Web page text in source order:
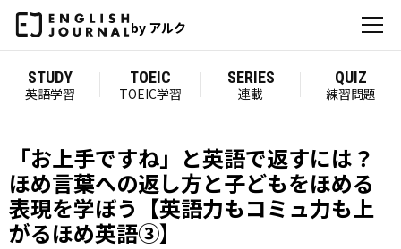
by アルク
STUDY
英語学習
TOEIC
TOEIC学習
SERIES
連載
QUIZ
練習問題
「お上手ですね」と英語で返すには？
ほめ言葉への返し方と子どもをほめる
表現を学ぼう【英語力もコミュ力も上
がるほめ英語③】